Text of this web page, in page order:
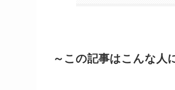
～この記事はこんな人